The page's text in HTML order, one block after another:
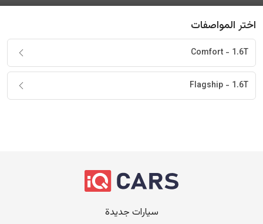
اختر المواصفات
Comfort - 1.6T
Flagship - 1.6T
سيارات جديدة